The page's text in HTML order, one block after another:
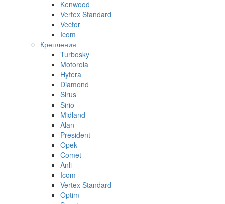
Kenwood
Vertex Standard
Vector
Icom
Крепления
Turbosky
Motorola
Hytera
Diamond
Sirus
Sirio
Midland
Alan
President
Opek
Comet
Anli
Icom
Vertex Standard
Optim